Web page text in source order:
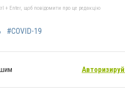
+ Enter, щоб повідомити про це редакцію
#COVID-19